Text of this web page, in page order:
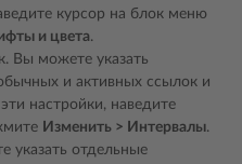
курсор на блок меню
и цвета.
Вы можете указать
и активных ссылок и
настройки, наведите
Изменить > Интервалы.
указать отдельные